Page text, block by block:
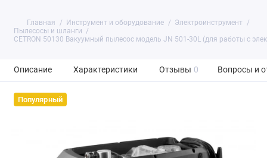
Главная Инструмент и оборудование
Электроинструмент
Пылесосы и шланги
CETRON 50130 Вакуумный пылесос модель JN 501-30L (для работы с
Описание Характеристики Отзывы 0 Вопросы и
Популярный